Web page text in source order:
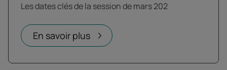
Les dates clés de la session de mars 202
En savoir plus